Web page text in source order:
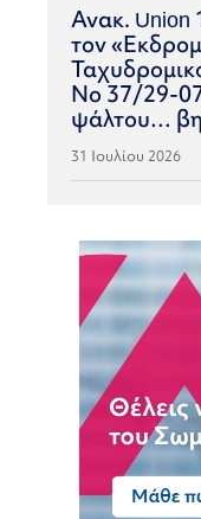
Ανακ.
τον
Νο 37/29-
ψάλτου…
31 Ιουλίου 2026